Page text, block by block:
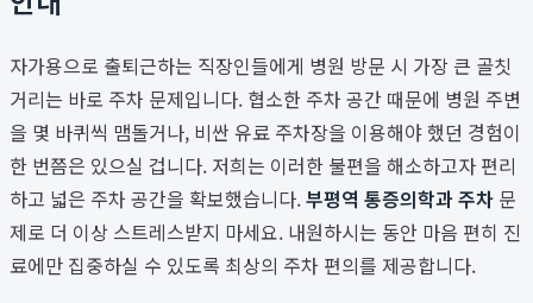
자가용으로 출퇴근하는 직장인들에게 병원 방문 시 가장 큰 골칫
거리는 바로 주차 문제입니다. 협소한 주차 공간 때문에 병원 주변
을 몇 바퀴씩 맴돌거나, 비싼 유료 주차장을 이용해야 했던 경험이
한 번쯤은 있으실 겁니다. 저희는 이러한 불편을 해소하고자 편리
하고 넓은 주차 공간을 확보했습니다.부평역 통증의학과 주차 문
제로 더 이상 스트레스받지 마세요. 내원하시는 동안 마음 편히 진
료에만 집중하실 수 있도록 최상의 주차 편의를 제공합니다.